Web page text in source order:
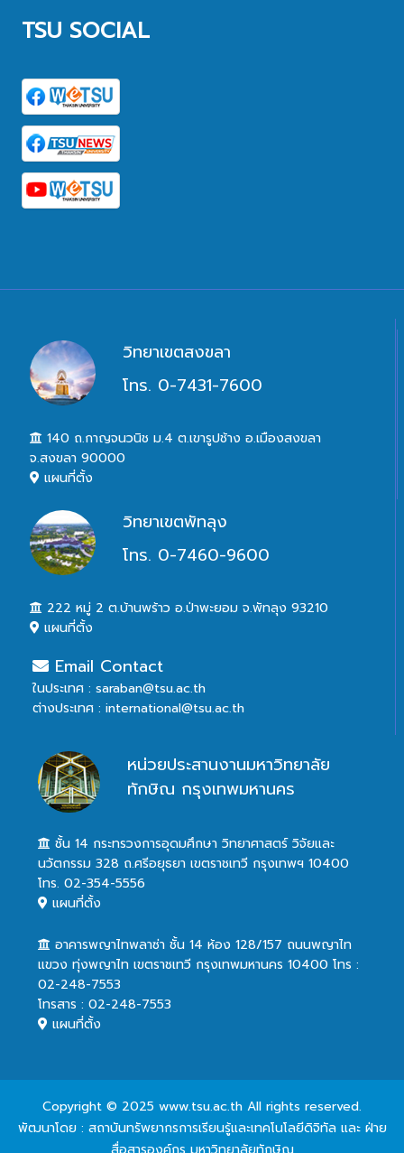
TSU SOCIAL
วิทยาเขตสงขลา
โทร. 0-7431-7600
140 ถ.กาญจนวนิช ม.4 ต.เขารูปช้าง อ.เมืองสงขลา
จ.สงขลา 90000
แผนที่ตั้ง
วิทยาเขตพัทลุง
โทร. 0-7460-9600
222 หมู่ 2 ต.บ้านพร้าว อ.ป่าพะยอม จ.พัทลุง 93210
แผนที่ตั้ง
Email Contact
ในประเทศ : saraban@tsu.ac.th
ต่างประเทศ : international@tsu.ac.th
หน่วยประสานงานมหาวิทยาลัย
ทักษิณ กรุงเทพมหานคร
ชั้น 14 กระทรวงการอุดมศึกษา วิทยาศาสตร์ วิจัยและ
นวัตกรรม 328 ถ.ศรีอยุธยา เขตราชเทวี กรุงเทพฯ 10400
โทร. 02-354-5556
แผนที่ตั้ง
อาคารพญาไทพลาซ่า ชั้น 14 ห้อง 128/157 ถนนพญาไท
แขวง ทุ่งพญาไท เขตราชเทวี กรุงเทพมหานคร 10400 โทร :
02-248-7553
โทรสาร : 02-248-7553
แผนที่ตั้ง
Copyright © 2025 www.tsu.ac.th All rights reserved.
พัฒนาโดย : สถาบันทรัพยากรการเรียนรู้และเทคโนโลยีดิจิทัล และ ฝ่าย